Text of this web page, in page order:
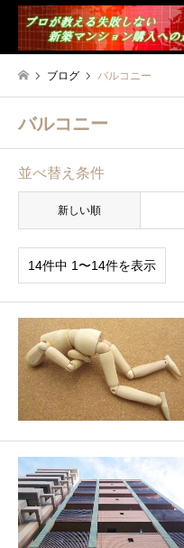
ブログ バルコニー
バルコニー
並べ替え条件
新しい順
14件中 1〜14件を表示